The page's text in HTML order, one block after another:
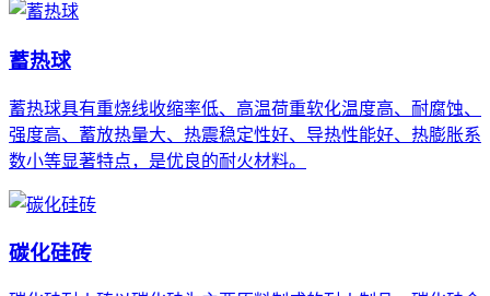
蓄热球
蓄热球具有重烧线收缩率低、高温荷重软化温度高、耐腐蚀、
强度高、蓄放热量大、热震稳定性好、导热性能好、热膨胀系
数小等显著特点，是优良的耐火材料。
碳化硅砖